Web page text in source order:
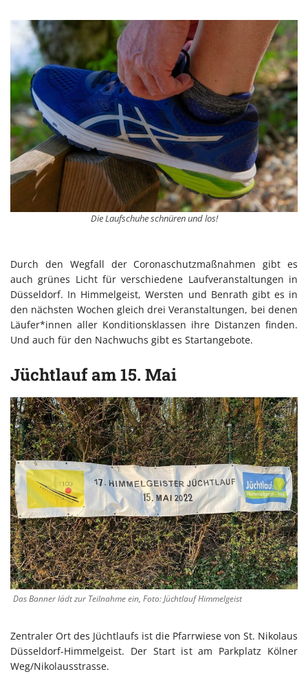
Die Laufschuhe schnüren und los!
Durch den Wegfall der Coronaschutzmaßnahmen gibt es
auch grünes Licht für verschiedene Laufveranstaltungen in
Düsseldorf. In Himmelgeist, Wersten und Benrath gibt es in
den nächsten Wochen gleich drei Veranstaltungen, bei denen
Läufer*innen aller Konditionsklassen ihre Distanzen finden.
Und auch für den Nachwuchs gibt es Startangebote.
Jüchtlauf am 15. Mai
Das Banner lädt zur Teilnahme ein, Foto: Jüchtlauf Himmelgeist
Zentraler Ort des Jüchtlaufs ist die Pfarrwiese von St. Nikolaus
Düsseldorf-Himmelgeist. Der Start ist am Parkplatz Kölner
Weg/Nikolausstrasse.